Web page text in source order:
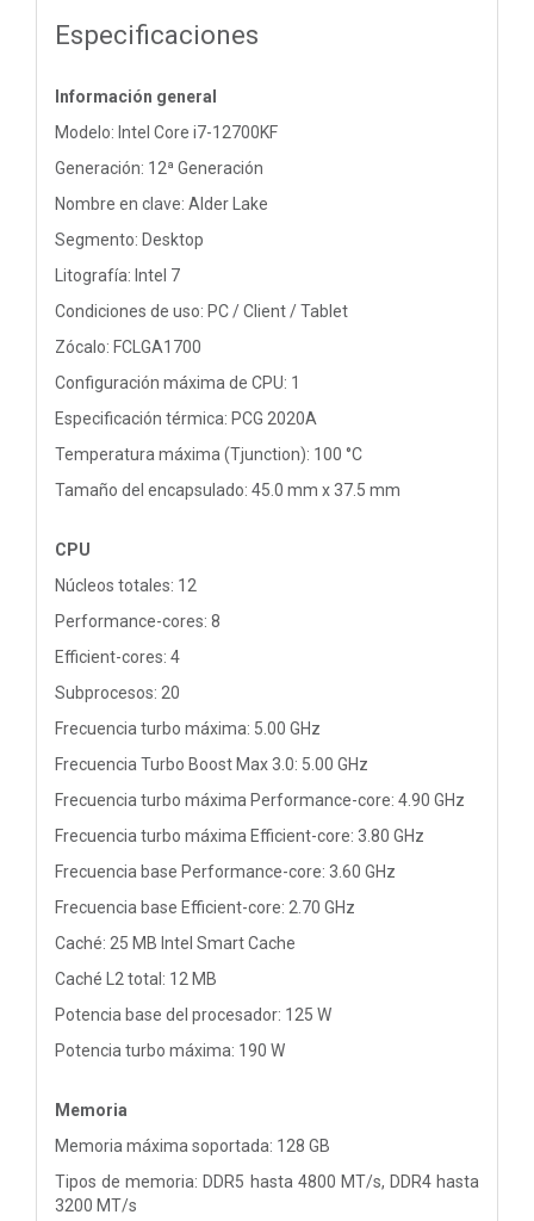
Especificaciones
Información general
Modelo: Intel Core i7-12700KF
Generación: 12ª Generación
Nombre en clave: Alder Lake
Segmento: Desktop
Litografía: Intel 7
Condiciones de uso: PC / Client / Tablet
Zócalo: FCLGA1700
Configuración máxima de CPU: 1
Especificación térmica: PCG 2020A
Temperatura máxima (Tjunction): 100 °C
Tamaño del encapsulado: 45.0 mm x 37.5 mm
CPU
Núcleos totales: 12
Performance-cores: 8
Efficient-cores: 4
Subprocesos: 20
Frecuencia turbo máxima: 5.00 GHz
Frecuencia Turbo Boost Max 3.0: 5.00 GHz
Frecuencia turbo máxima Performance-core: 4.90 GHz
Frecuencia turbo máxima Efficient-core: 3.80 GHz
Frecuencia base Performance-core: 3.60 GHz
Frecuencia base Efficient-core: 2.70 GHz
Caché: 25 MB Intel Smart Cache
Caché L2 total: 12 MB
Potencia base del procesador: 125 W
Potencia turbo máxima: 190 W
Memoria
Memoria máxima soportada: 128 GB
Tipos de memoria: DDR5 hasta 4800 MT/s, DDR4 hasta
3200 MT/s